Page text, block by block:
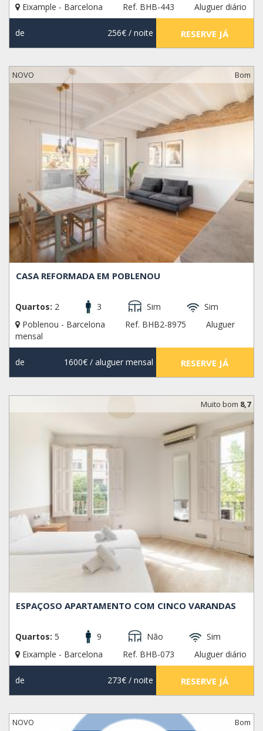
Eixample - Barcelona
Ref. BHB-443 Aluguer diário
de 256€/ noite RESERVE JÁ
NOVO Bom
CASA REFORMADA EM POBLENOU
Quartos: 2 3 Sim
Sim
Poblenou - Barcelona
Ref. BHB2-8975
Aluguer
mensal
de 1600€/ aluguer mensal RESERVE JÁ
Muito bom 8,7
ESPAÇOSO APARTAMENTO COM CINCO VARANDAS
Quartos: 5 9 Não
Sim
Eixample - Barcelona
Ref. BHB-073 Aluguer diário
de 273€/ noite RESERVE JÁ
NOVO Bom